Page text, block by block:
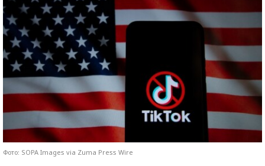
Фото: SOPA Images via Zuma Press Wire